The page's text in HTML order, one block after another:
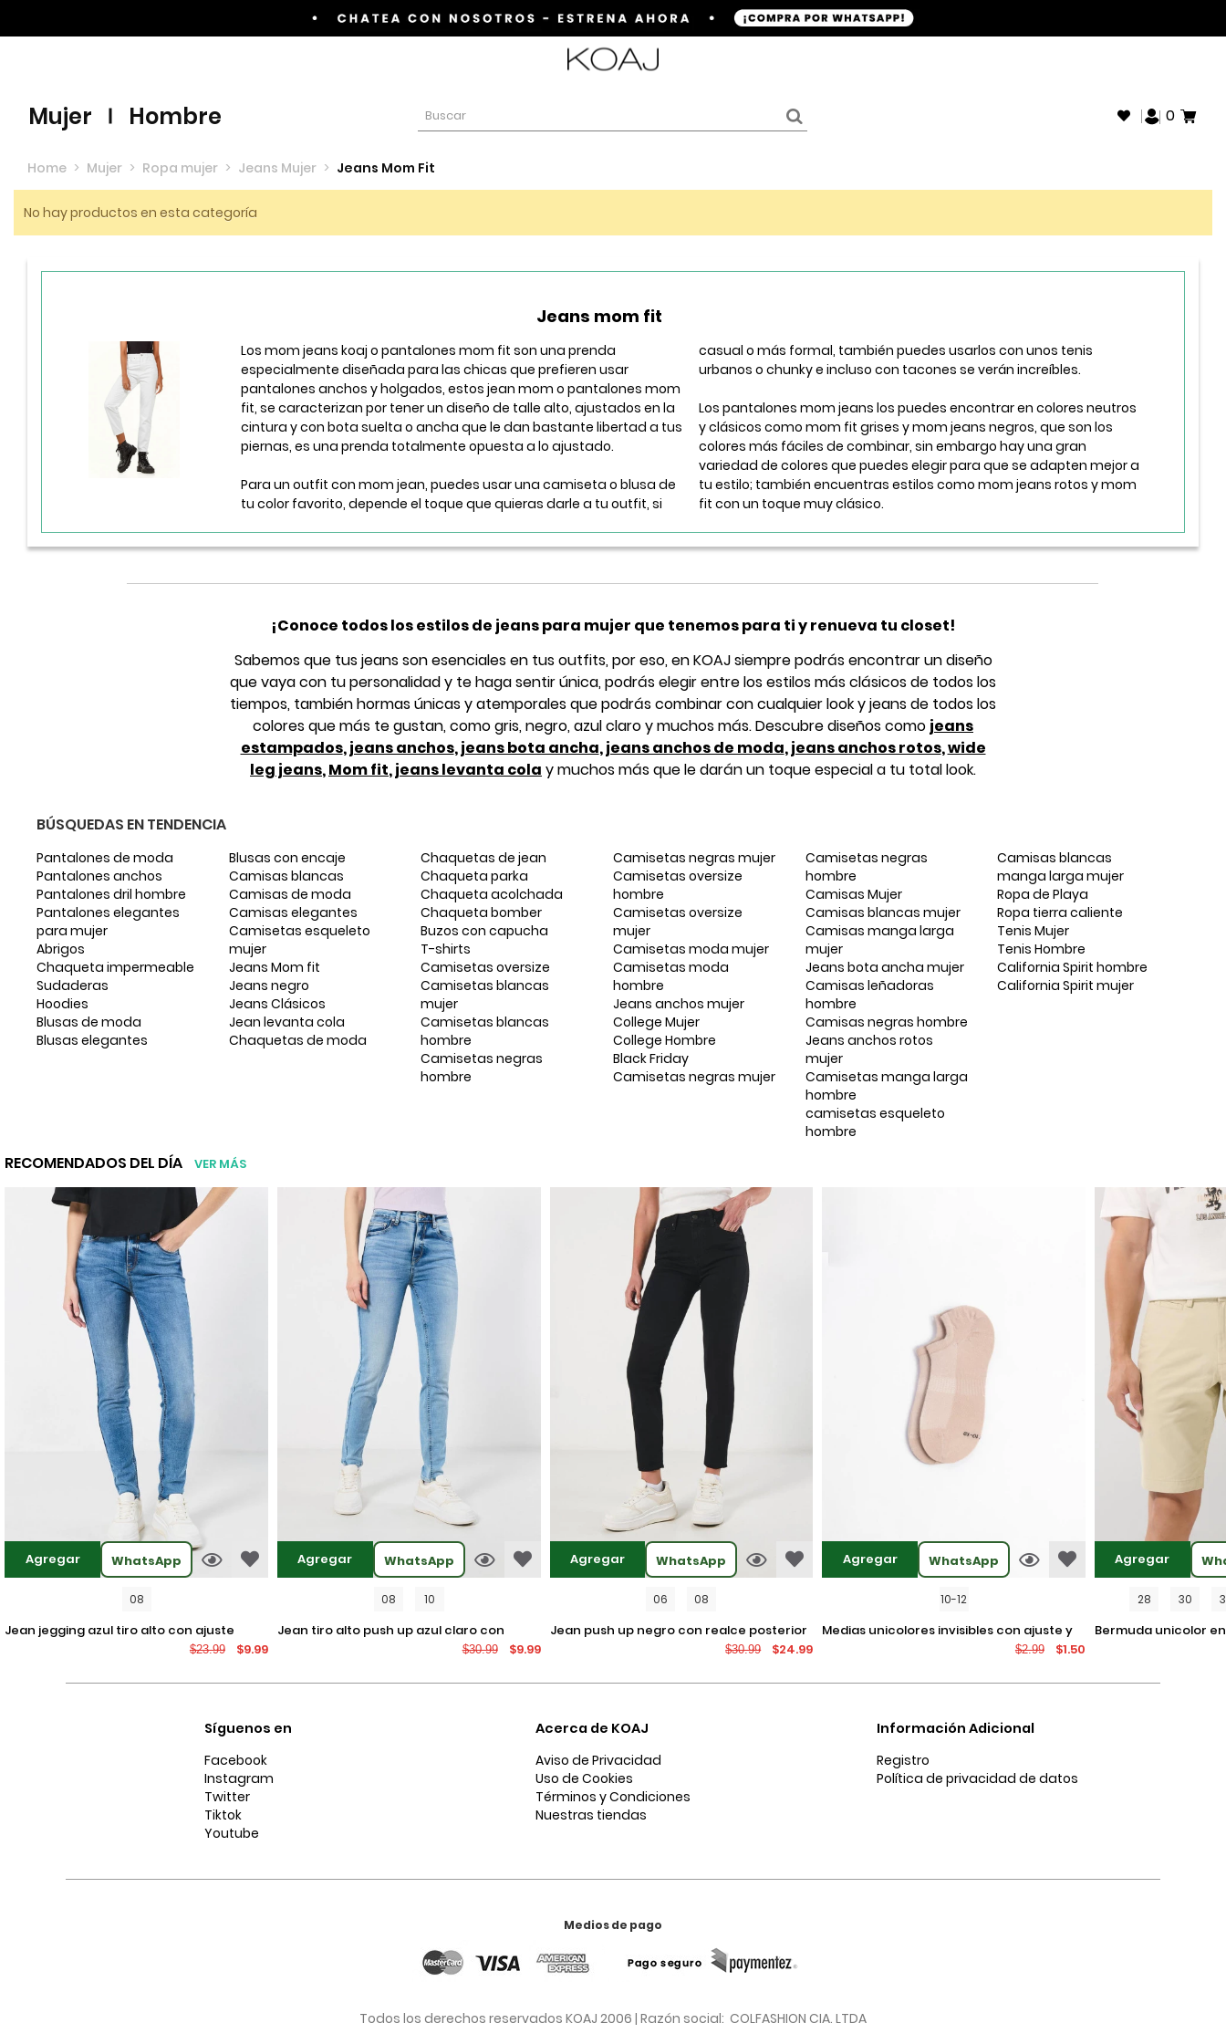
mujer hombre 0
Home > Mujer > Ropa mujer > Jeans Mujer > Jeans Mom Fit
No hay productos en esta categoría
Jeans mom fit
Los mom jeans koaj o pantalones mom fit son una prenda
especialmente diseñada para las chicas que prefieren usar
pantalones anchos y holgados, estos jean mom o pantalones mom
fit, se caracterizan por tener un diseño de talle alto, ajustados en la
cintura y con bota suelta o ancha que le dan bastante libertad a tus
piernas, es una prenda totalmente opuesta a lo ajustado.
Para un outfit con mom jean, puedes usar una camiseta o blusa de
tu color favorito, depende el toque que quieras darle a tu outfit, si
casual o más formal, también puedes usarlos con unos tenis
urbanos o chunky e incluso con tacones se verán increíbles.
Los pantalones mom jeans los puedes encontrar en colores neutros
y clásicos como mom fit grises y mom jeans negros, que son los
colores más fáciles de combinar, sin embargo hay una gran
variedad de colores que puedes elegir para que se adapten mejor a
tu estilo; también encuentras estilos como mom jeans rotos y mom
fit con un toque muy clásico.
¡Conoce todos los estilos de jeans para mujer que tenemos para ti y renueva tu closet!
Sabemos que tus jeans son esenciales en tus outfits, por eso, en KOAJ siempre podrás encontrar un diseño
que vaya con tu personalidad y te haga sentir única, podrás elegir entre los estilos más clásicos de todos los
tiempos, también hormas únicas y atemporales que podrás combinar con cualquier look y jeans de todos los
colores que más te gustan, como gris, negro, azul claro y muchos más. Descubre diseños como jeans
estampados,jeans anchos,jeans bota ancha,jeans anchos de moda,jeans anchos rotos,wide
leg jeans,Mom fit,jeans levanta cola y muchos más que le darán un toque especial a tu total look.
BÚSQUEDAS EN TENDENCIA
Pantalones de moda
Pantalones anchos
Pantalones dril hombre
Pantalones elegantes
para mujer
Abrigos
Chaqueta impermeable
Sudaderas
Hoodies
Blusas de moda
Blusas elegantes
Blusas con encaje
Camisas blancas
Camisas de moda
Camisas elegantes
Camisetas esqueleto
mujer
Jeans Mom fit
Jeans negro
Jeans Clásicos
Jean levanta cola
Chaquetas de moda
Chaquetas de jean
Chaqueta parka
Chaqueta acolchada
Chaqueta bomber
Buzos con capucha
T-shirts
Camisetas oversize
Camisetas blancas
mujer
Camisetas blancas
hombre
Camisetas negras
hombre
Camisetas negras mujer
Camisetas oversize
hombre
Camisetas oversize
mujer
Camisetas moda mujer
Camisetas moda
hombre
Jeans anchos mujer
College Mujer
College Hombre
Black Friday
Camisetas negras mujer
Camisetas negras
hombre
Camisas Mujer
Camisas blancas mujer
Camisas manga larga
mujer
Jeans bota ancha mujer
Camisas leñadoras
hombre
Camisas negras hombre
Jeans anchos rotos
mujer
Camisetas manga larga
hombre
camisetas esqueleto
hombre
Camisas blancas
manga larga mujer
Ropa de Playa
Ropa tierra caliente
Tenis Mujer
Tenis Hombre
California Spirit hombre
California Spirit mujer
RECOMENDADOS DEL DÍA VER MÁS
Agregar WhatsApp
08
jean jegging azul tiro alto con ajuste
$23.99 $9.99
Agregar WhatsApp
08 10
jean tiro alto push up azul claro con
$30.99 $9.99
Agregar WhatsApp
06 08
jean push up negro con realce posterior
$30.99 $24.99
Agregar WhatsApp
10-12
medias unicolores invisibles con ajuste y
$2.99 $1.50
Agregar
28 30
bermuda unicolor en dril ajustada con
Síguenos en
Facebook
Instagram
Twitter
Tiktok
Youtube
Acerca de KOAJ
Aviso de Privacidad
Uso de Cookies
Términos y Condiciones
Nuestras tiendas
Información Adicional
Registro
Política de privacidad de datos
Medios de pago
Todos los derechos reservados KOAJ 2006 | Razón social: COLFASHION CIA. LTDA